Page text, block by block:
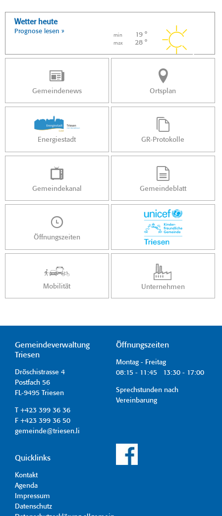
Wetter heute
Prognose lesen »
min 19 °
max 28 °
Gemeindenews Ortsplan
Energiestadt GR-Protokolle
Gemeindekanal Gemeindeblatt
Öffnungszeiten
Mobilität Unternehmen
Gemeindeverwaltung
Triesen
Dröschistrasse 4
Postfach 56
FL-9495 Triesen
T +423 399 36 36
F +423 399 36 50
gemeinde@triesen.li
Öffnungszeiten
Montag - Freitag
08:15 - 11:45 13:30 - 17:00
Sprechstunden nach
Vereinbarung
Quicklinks
Kontakt
Agenda
Impressum
Datenschutz